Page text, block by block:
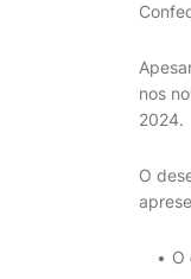
nos
2024.
O
O